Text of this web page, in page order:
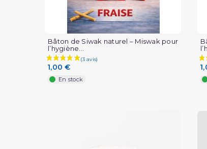
Bâton de Siwak naturel – Miswak pour
l’hygiène...
1,00 €
En stock